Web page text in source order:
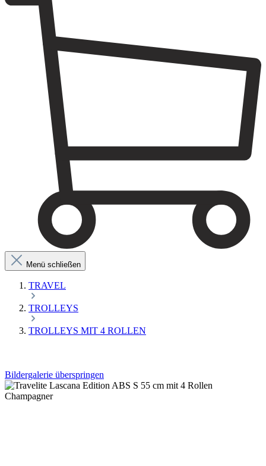
Menü schließen
TRAVEL
TROLLEYS
TROLLEYS MIT 4 ROLLEN
Bildergalerie überspringen